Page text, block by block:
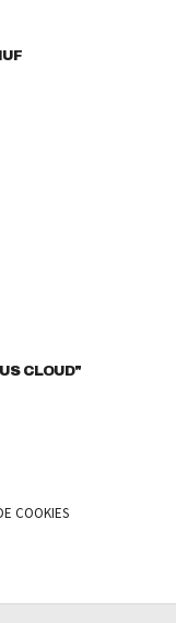
CLOUD"
COOKIES